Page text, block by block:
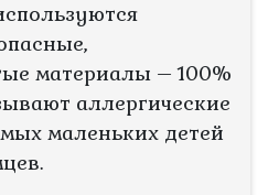
материалы – 100%
аллергические
маленьких детей